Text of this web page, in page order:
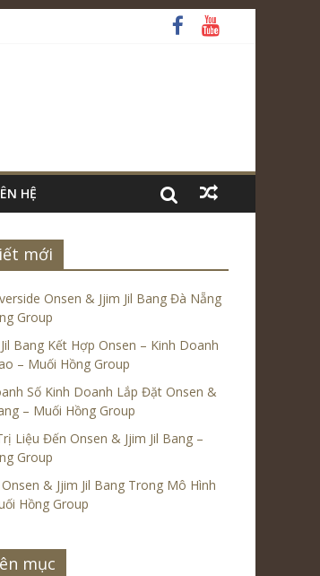
HỆ
mới
Onsen & Jjim Jil Bang Đà Nẵng
Group
Bang Kết Hợp Onsen – Kinh Doanh
– Muối Hồng Group
Số Kinh Doanh Lắp Đặt Onsen &
– Muối Hồng Group
Liệu Đến Onsen & Jjim Jil Bang –
Group
& Jjim Jil Bang Trong Mô Hình
Hồng Group
mục